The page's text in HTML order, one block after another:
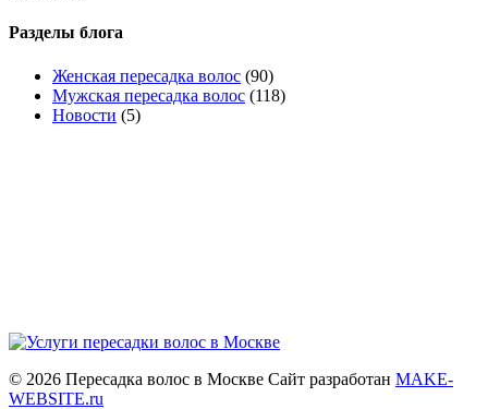
Разделы блога
Женская пересадка волос (90)
Мужская пересадка волос (118)
Новости (5)
© 2026 Пересадка волос в Москве Сайт разработан MAKE-
WEBSITE.ru